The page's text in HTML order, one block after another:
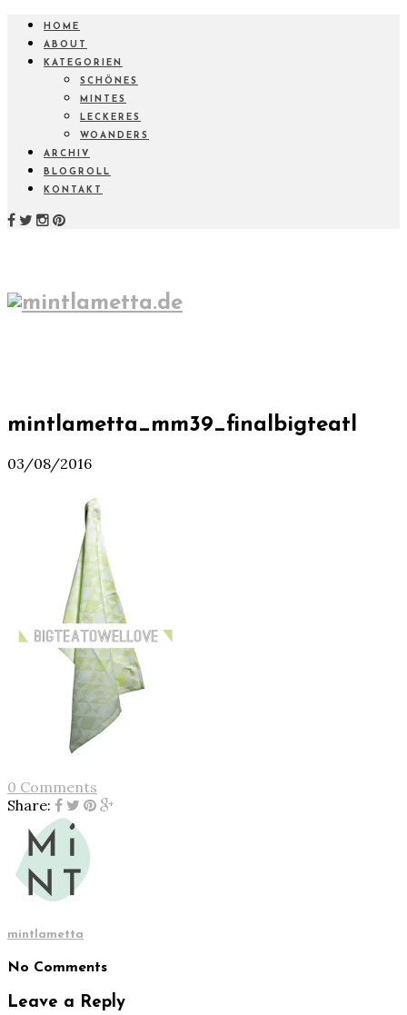
HOME
ABOUT
KATEGORIEN
SCHÖNES
MINTES
LECKERES
WOANDERS
ARCHIV
BLOGROLL
KONTAKT
mintlametta_mm39_finalbigteatl
03/08/2016
0 Comments
Share:
mintlametta
No Comments
Leave a Reply